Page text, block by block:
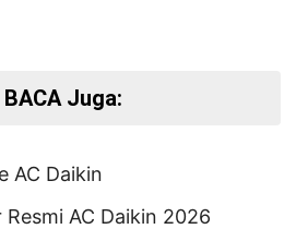
BACA Juga:
AC Daikin
Resmi AC Daikin 2026